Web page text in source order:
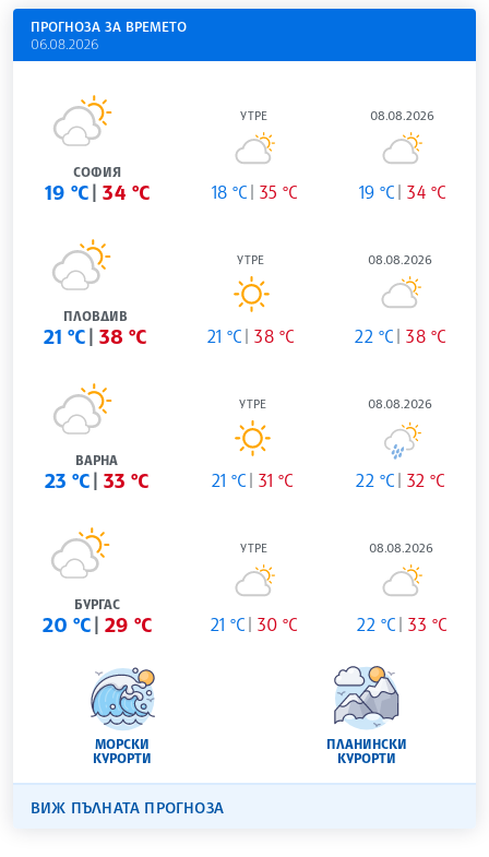
ПРОГНОЗА ЗА ВРЕМЕТО
06.08.2026
СОФИЯ
19 °C 34 °C
УТРЕ
18 °C 35 °C
08.08.2026
19 °C 34 °C
ПЛОВДИВ
21 °C 38 °C
УТРЕ
21 °C 38 °C
08.08.2026
22 °C 38 °C
ВАРНА
23 °C 33 °C
УТРЕ
21 °C 31 °C
08.08.2026
22 °C 32 °C
БУРГАС
20 °C 29 °C
УТРЕ
21 °C 30 °C
08.08.2026
22 °C 33 °C
МОРСКИ
КУРОРТИ
ПЛАНИНСКИ
КУРОРТИ
ВИЖ ПЪЛНАТА ПРОГНОЗА